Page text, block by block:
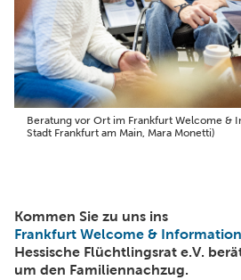
Beratung vor Ort im Frankfurt Welcome &
Stadt Frankfurt am Main, Mara Monetti)
Kommen Sie zu uns ins
Frankfurt Welcome &
Hessische Flüchtlingsrat e.V.
um den Familiennachzug.